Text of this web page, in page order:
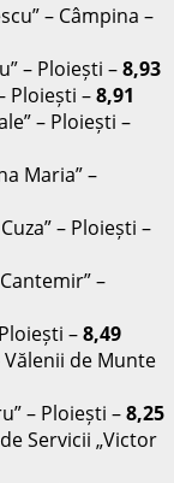
– Câmpina –
– Ploiești –8,93
Ploiești –8,91
– Ploiești –
Maria” –
– Ploiești –
–
–8,49
Vălenii de Munte
– Ploiești –8,25
Servicii „Victor